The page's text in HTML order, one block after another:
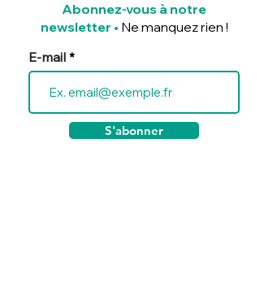
Abonnez-vous à notre
newsletter • Ne manquez rien !
E-mail
S'abonner